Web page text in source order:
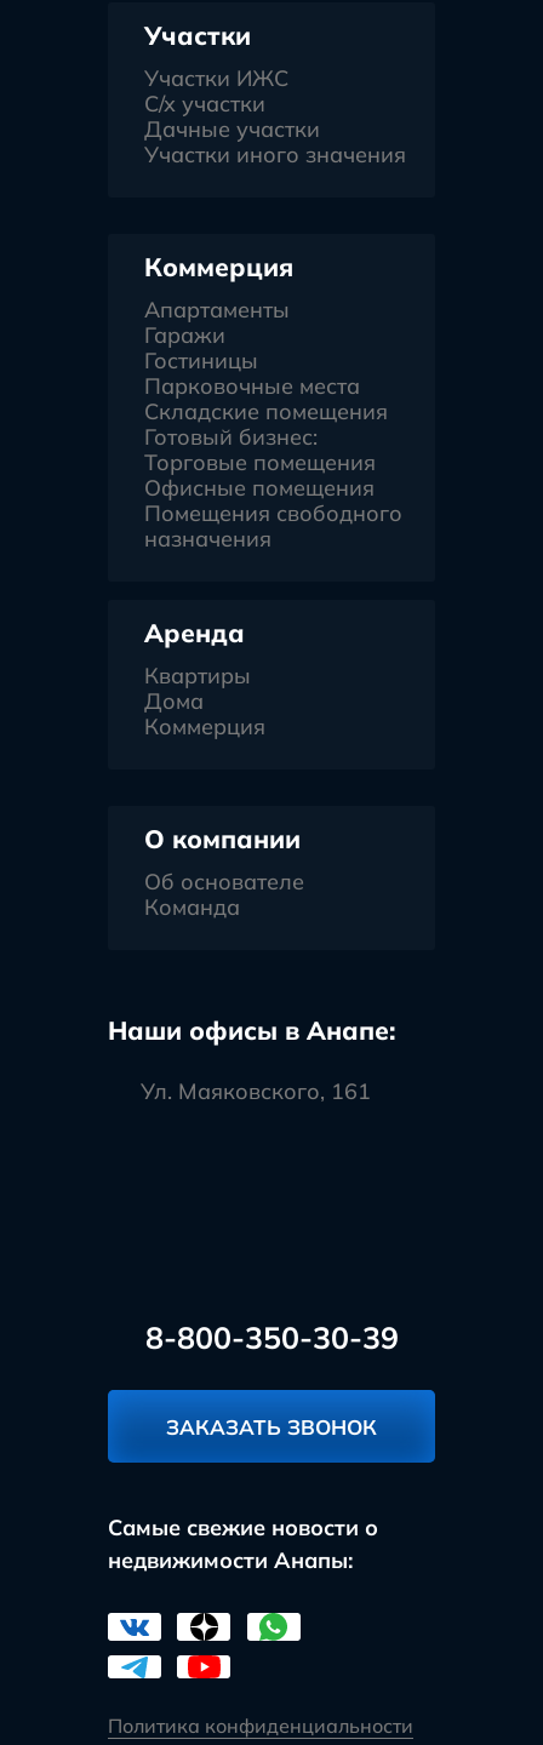
Участки
Участки ИЖС
С/х участки
Дачные участки
Участки иного значения
Коммерция
Апартаменты
Гаражи
Гостиницы
Парковочные места
Складские помещения
Готовый бизнес:
Торговые помещения
Офисные помещения
Помещения свободного
назначения
Аренда
Квартиры
Дома
Коммерция
О компании
Об основателе
Команда
Наши офисы в Анапе:
Ул. Маяковского, 161
8-800-350-30-39
ЗАКАЗАТЬ ЗВОНОК
Самые свежие новости о
недвижимости Анапы:
Политика конфиденциальности